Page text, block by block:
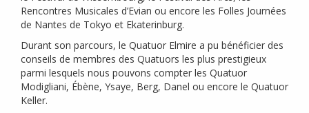
Rencontres Musicales d’Evian ou encore les Folles Journées
de Nantes de Tokyo et Ekaterinburg.
Durant son parcours, le Quatuor Elmire a pu bénéficier des
conseils de membres des Quatuors les plus prestigieux
parmi lesquels nous pouvons compter les Quatuor
Modigliani, Ébène, Ysaye, Berg, Danel ou encore le Quatuor
Keller.